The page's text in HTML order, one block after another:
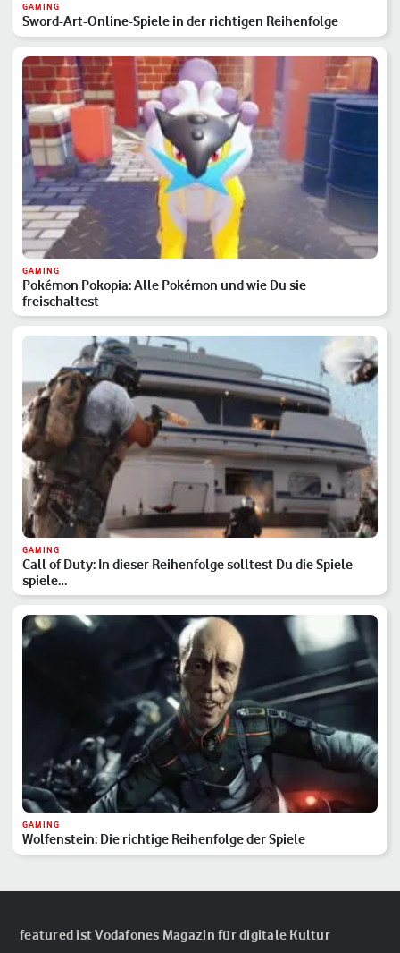
GAMING
Sword-Art-Online-Spiele in der richtigen Reihenfolge
GAMING
Pokémon Pokopia: Alle Pokémon und wie Du sie
freischaltest
GAMING
Call of Duty: In dieser Reihenfolge solltest Du die Spiele
spiele…
GAMING
Wolfenstein: Die richtige Reihenfolge der Spiele
featured ist Vodafones Magazin für digitale Kultur